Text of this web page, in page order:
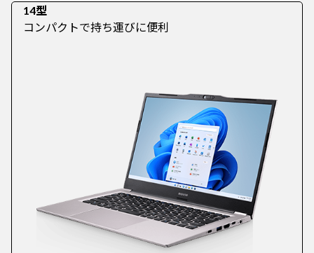
14型
コンパクトで持ち運びに便利